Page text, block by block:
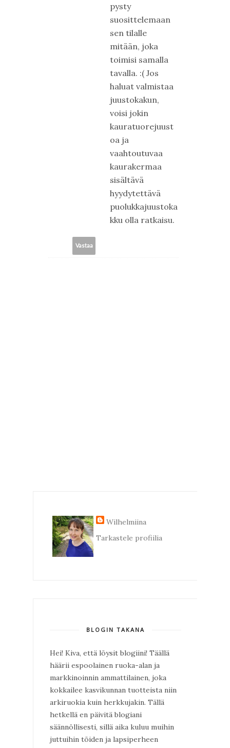
pysty
suosittelemaan
sen tilalle
mitään, joka
toimisi samalla
tavalla. :( Jos
haluat valmistaa
juustokakun,
voisi jokin
kauratuorejuust
oa ja
vaahtoutuvaa
kaurakermaa
sisältävä
hyydytettävä
puolukkajuustoka
kku olla ratkaisu.
Vastaa
Wilhelmiina
Tarkastele profiilia
BLOGIN TAKANA
Hei! Kiva, että löysit blogiini! Täällä
häärii espoolainen ruoka-alan ja
markkinoinnin ammattilainen, joka
kokkailee kasvikunnan tuotteista niin
arkiruokia kuin herkkujakin. Tällä
hetkellä en päivitä blogiani
säännöllisesti, sillä aika kuluu muihin
juttuihin töiden ja lapsiperheen